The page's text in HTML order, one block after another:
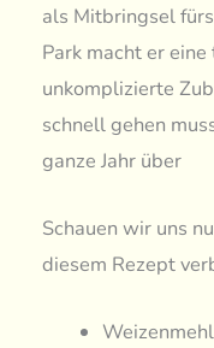
als Mitbringsel
Park macht er
unkomplizierte
schnell gehen
ganze Jahr über
Schauen wir uns
diesem Rezept